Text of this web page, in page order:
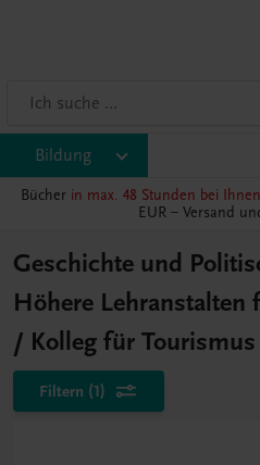
Bildung
Bücher in max. 48 Stunden bei
EUR – Versand
Geschichte und
Höhere Lehranstalten
/ Kolleg für Tourismus
Filtern (1)